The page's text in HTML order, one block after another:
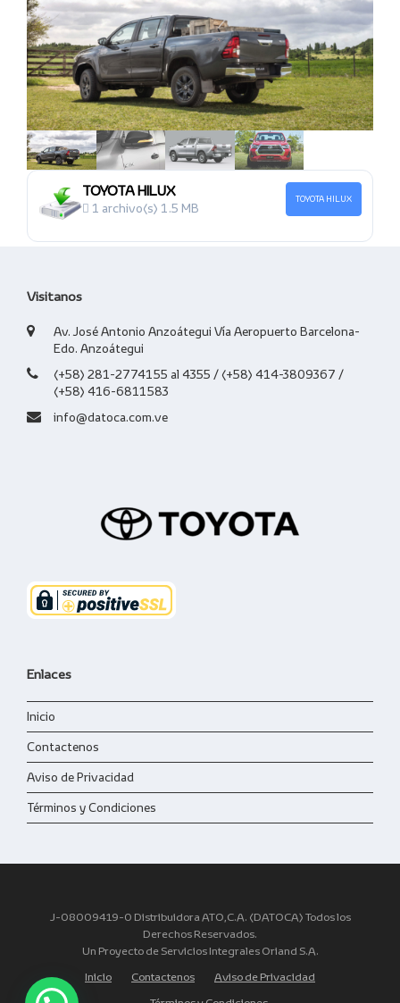
TOYOTA HILUX
1 archivo(s) 1.5 MB
TOYOTA HILUX
Visitanos
Av. José Antonio Anzoátegui Vía Aeropuerto Barcelona-
Edo. Anzoátegui
(+58) 281-2774155 al 4355 / (+58) 414-3809367 /
(+58) 416-6811583
info@datoca.com.ve
Enlaces
Inicio
Contactenos
Aviso de Privacidad
Términos y Condiciones
J-08009419-0 Distribuidora ATO,C.A. (DATOCA) Todos los
Derechos Reservados.
Un Proyecto de Servicios Integrales Oriand S.A.
Inicio
Contactenos
Aviso de Privacidad